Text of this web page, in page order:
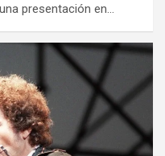
presentación en…